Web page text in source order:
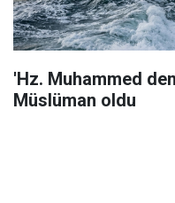
'Hz. Muhammed
Müslüman oldu